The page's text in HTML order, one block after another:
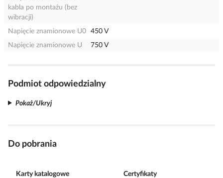
kabla po montażu (bez
wibracji)
Napięcie znamionowe U0
450 V
Napięcie znamionowe U
750 V
Podmiot odpowiedzialny
Pokaż/Ukryj
Do pobrania
Karty katalogowe Certyfikaty